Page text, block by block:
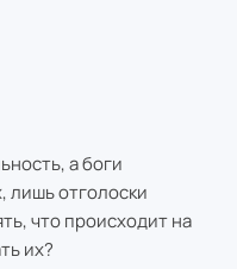
а боги
лишь отголоски
что происходит на
их?